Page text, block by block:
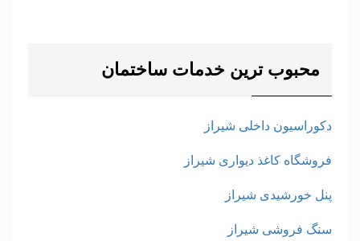
محبوب ترین خدمات ساختمان
دکوراسیون داخلی شیراز
فروشگاه کاغذ دیواری شیراز
پنل خورشیدی شیراز
سنگ فروشی شیراز